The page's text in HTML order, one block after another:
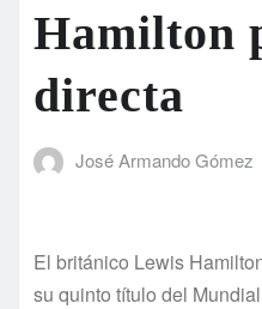
Hamilton
directa
José Armando Gómez
El británico Lewis
su quinto título del